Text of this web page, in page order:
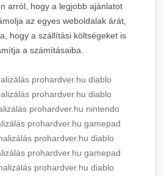
arról, hogy a legjobb ajánlatot
az egyes weboldalak árát,
hogy a szállítási költségeket is
a számításaiba.
prohardver.hu diablo
prohardver.hu diablo
prohardver.hu nintendo
prohardver.hu gamepad
prohardver.hu diablo
prohardver.hu gamepad
prohardver.hu diablo